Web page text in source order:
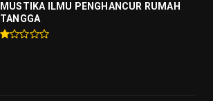
MUSTIKA ILMU PENGHANCUR RUMAH
TANGGA